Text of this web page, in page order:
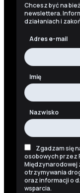
Chcesz być na
newslettera.
działaniach i
Adres e-mail
Imię
Nazwisko
Zgadzam się
osobowych przez
Międzynarodowej
otrzymywania
oraz informacji o
wsparcia.